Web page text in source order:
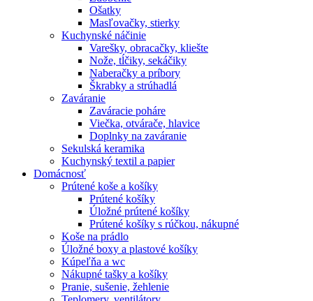
Ošatky
Masľovačky, stierky
Kuchynské náčinie
Varešky, obracačky, kliešte
Nože, tĺčiky, sekáčiky
Naberačky a príbory
Škrabky a strúhadlá
Zaváranie
Zaváracie poháre
Viečka, otvárače, hlavice
Doplnky na zaváranie
Sekulská keramika
Kuchynský textil a papier
Domácnosť
Prútené koše a košíky
Prútené košíky
Úložné prútené košíky
Prútené košíky s rúčkou, nákupné
Koše na prádlo
Úložné boxy a plastové košíky
Kúpeľňa a wc
Nákupné tašky a košíky
Pranie, sušenie, žehlenie